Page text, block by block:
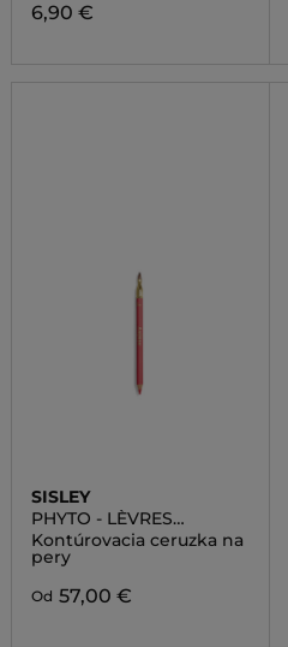
6,90 €
SISLEY
PHYTO - LÈVRES
PERFECT
Kontúrovacia ceruzka na
pery
Od 57,00 €